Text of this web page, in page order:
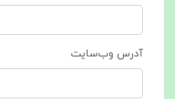
آدرس وب‌سایت